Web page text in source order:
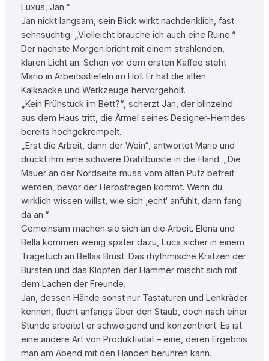
Luxus, Jan.“
Jan nickt langsam, sein Blick wirkt nachdenklich, fast
sehnsüchtig. „Vielleicht brauche ich auch eine Ruine.“
Der nächste Morgen bricht mit einem strahlenden,
klaren Licht an. Schon vor dem ersten Kaffee steht
Mario in Arbeitsstiefeln im Hof. Er hat die alten
Kalksäcke und Werkzeuge hervorgeholt.
„Kein Frühstück im Bett?“, scherzt Jan, der blinzelnd
aus dem Haus tritt, die Ärmel seines Designer-Hemdes
bereits hochgekrempelt.
„Erst die Arbeit, dann der Wein“, antwortet Mario und
drückt ihm eine schwere Drahtbürste in die Hand. „Die
Mauer an der Nordseite muss vom alten Putz befreit
werden, bevor der Herbstregen kommt. Wenn du
wirklich wissen willst, wie sich ‚echt‘ anfühlt, dann fang
da an.“
Gemeinsam machen sie sich an die Arbeit. Elena und
Bella kommen wenig später dazu, Luca sicher in einem
Tragetuch an Bellas Brust. Das rhythmische Kratzen der
Bürsten und das Klopfen der Hämmer mischt sich mit
dem Lachen der Freunde.
Jan, dessen Hände sonst nur Tastaturen und Lenkräder
kennen, flucht anfangs über den Staub, doch nach einer
Stunde arbeitet er schweigend und konzentriert. Es ist
eine andere Art von Produktivität – eine, deren Ergebnis
man am Abend mit den Händen berühren kann.